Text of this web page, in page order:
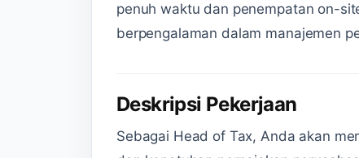
penuh waktu dan penempatan on-
berpengalaman dalam manajemen
Deskripsi Pekerjaan
Sebagai Head of Tax, Anda akan